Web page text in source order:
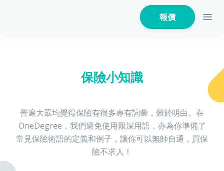
報價
家電保養保險
保險小知識
普遍大眾均覺得保險有很多專有詞彙，難於明白。在
OneDegree，我們避免使用艱深用語，亦為你準備了
常見保險術語的定義和例子，讓你可以無師自通，買保
險不求人！